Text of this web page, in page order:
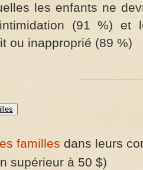
les enfants ne
(91 %) et
ou inapproprié (89 %)
familles dans leurs
supérieur à 50 $)